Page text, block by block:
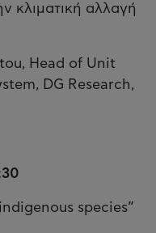
κλιματική αλλαγή
Head of Unit
DG Research,
species”